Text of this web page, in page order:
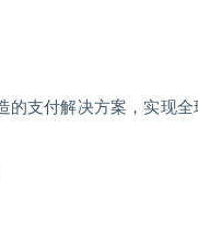
的支付解决方案，实现